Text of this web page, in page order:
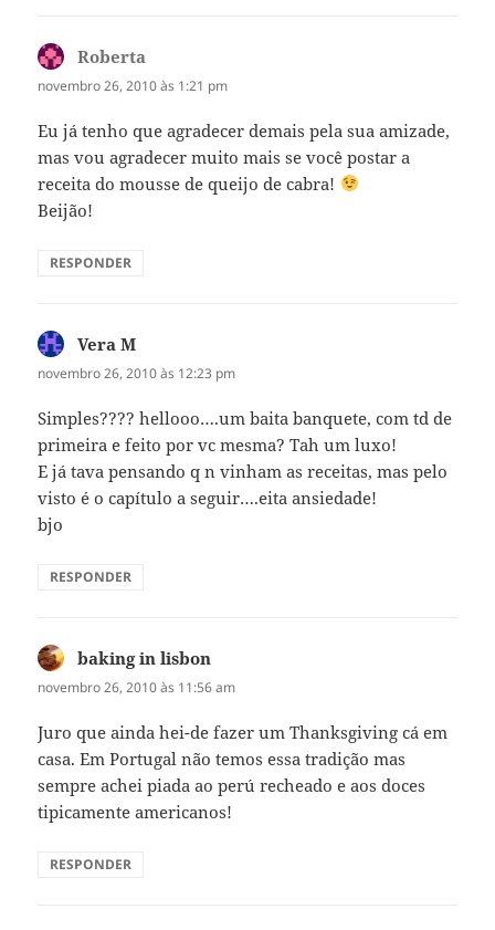
Roberta
novembro 26, 2010 às 1:21 pm
Eu já tenho que agradecer demais pela sua amizade,
mas vou agradecer muito mais se você postar a
receita do mousse de queijo de cabra!
Beijão!
RESPONDER
Vera M
novembro 26, 2010 às 12:23 pm
Simples???? hellooo….um baita banquete, com td de
primeira e feito por vc mesma? Tah um luxo!
E já tava pensando q n vinham as receitas, mas pelo
visto é o capítulo a seguir….eita ansiedade!
bjo
RESPONDER
baking in lisbon
novembro 26, 2010 às 11:56 am
Juro que ainda hei-de fazer um Thanksgiving cá em
casa. Em Portugal não temos essa tradição mas
sempre achei piada ao perú recheado e aos doces
tipicamente americanos!
RESPONDER